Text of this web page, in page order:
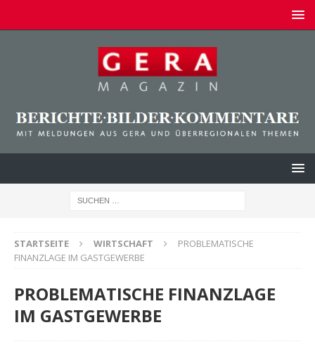
STARTSEITE WIRTSCHAFT
PROBLEMATISCHE
FINANZLAGE IM GASTGEWERBE
PROBLEMATISCHE FINANZLAGE
IM GASTGEWERBE